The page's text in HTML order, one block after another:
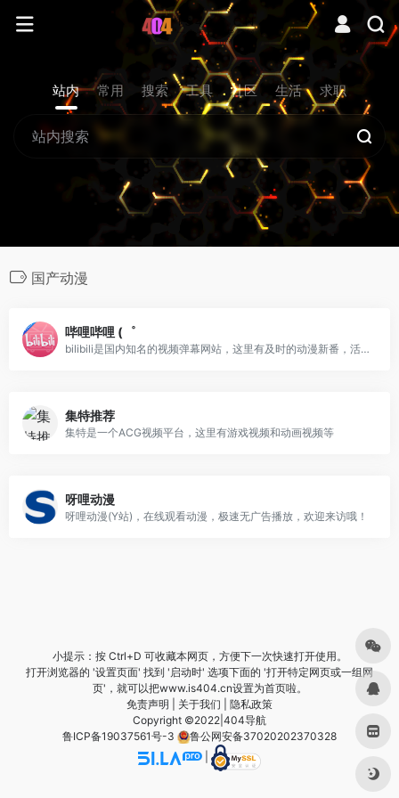
站内 常用 搜索 工具 社区 生活 求职
国产动漫
哔哩哔哩 (゜
bilibili是国内知名的视频弹幕网站，这里有及时的动漫新番，活跃的ACG氛围，有创意的Up主。大家可以在这里找到许多欢乐。
集特推荐
集特是一个ACG视频平台，这里有游戏视频和动画视频等
呀哩动漫
呀哩动漫(Y站)，在线观看动漫，极速无广告播放，欢迎来访哦！
小提示：按 Ctrl+D 可收藏本网页，方便下一次快速打开使用。
打开浏览器的 '设置页面' 找到 '启动时' 选项下面的 '打开特定网页或一组网
页'，就可以把www.is404.cn设置为首页啦。
免责声明
关于我们
隐私政策
Copyright ©2022| 404导航
鲁ICP备19037561号-3
鲁公网安备37020202370328
|